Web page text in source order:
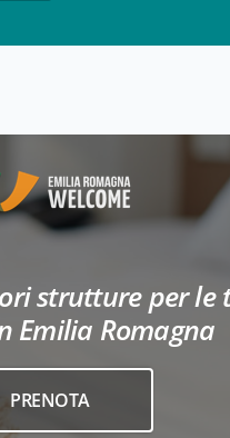
strutture per le
Emilia Romagna
PRENOTA